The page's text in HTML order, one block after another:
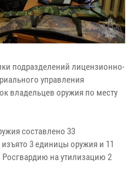
подразделений лицензионно-
управления
владельцев оружия по месту
составлено 33
3 единицы оружия и 11
на утилизацию 2